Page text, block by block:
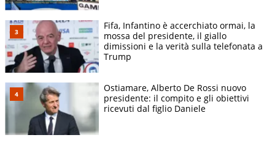
Fifa, Infantino è accerchiato ormai, la
mossa del presidente, il giallo
dimissioni e la verità sulla telefonata a
Trump
Ostiamare, Alberto De Rossi nuovo
presidente: il compito e gli obiettivi
ricevuti dal figlio Daniele